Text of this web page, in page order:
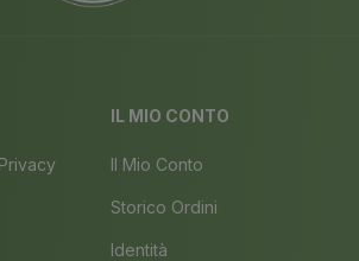
IL MIO CONTO
Il Mio Conto
Storico Ordini
Identità